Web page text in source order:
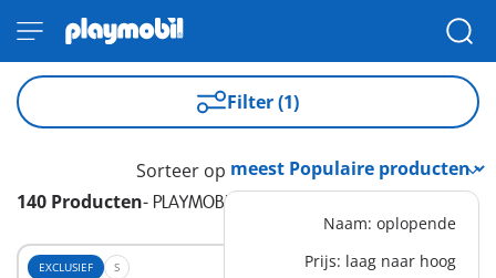
Filter (1)
140 Producten- PLAYMOBIL PLUS
Sorteer op
Naam: oplopende
Prijs: laag naar hoog
EXCLUSIEF S EXCLUSIEF S